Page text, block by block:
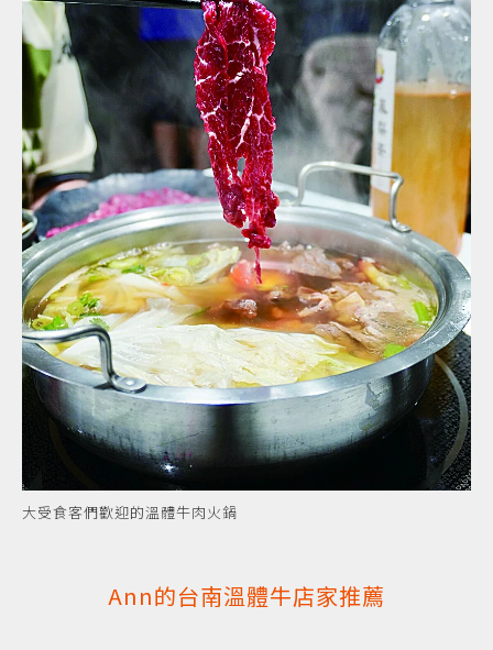
大受食客們歡迎的溫體牛肉火鍋
Ann的台南溫體牛店家推薦